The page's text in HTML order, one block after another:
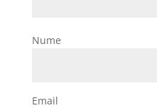
Nume
Email